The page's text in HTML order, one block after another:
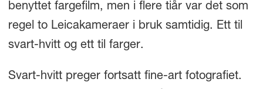
benyttet fargefilm, men i flere tiår var det som
regel to Leicakameraer i bruk samtidig. Ett til
svart-hvitt og ett til farger.
Svart-hvitt preger fortsatt fine-art fotografiet.